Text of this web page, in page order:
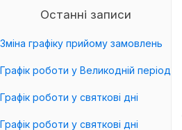
Останні записи
Зміна графіку прийому замовлень
Графік роботи у Великодній період
Графік роботи у святкові дні
Графік роботи у святкові дні